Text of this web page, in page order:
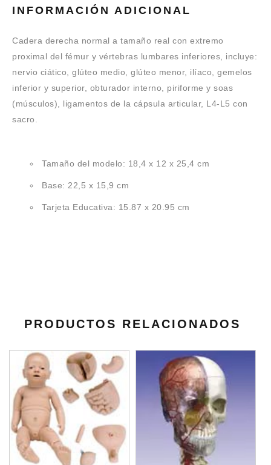
INFORMACIÓN ADICIONAL
Cadera derecha normal a tamaño real con extremo
proximal del fémur y vértebras lumbares inferiores, incluye:
nervio ciático, glúteo medio, glúteo menor, ilíaco, gemelos
inferior y superior, obturador interno, piriforme y soas
(músculos), ligamentos de la cápsula articular, L4-L5 con
sacro.
Tamaño del modelo: 18,4 x 12 x 25,4 cm
Base: 22,5 x 15,9 cm
Tarjeta Educativa: 15.87 x 20.95 cm
PRODUCTOS RELACIONADOS